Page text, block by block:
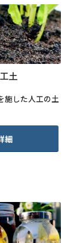
土
施した人工の土
細